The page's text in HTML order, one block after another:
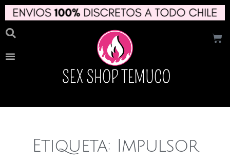
Etiqueta: Impulsor